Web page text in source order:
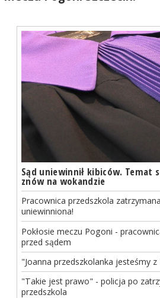
Sąd uniewinnił kibiców. Temat
znów na wokandzie
Pracownica przedszkola
uniewinniona!
Pokłosie meczu Pogoni -
przed sądem
"Joanna przedszkolanka jesteśmy
"Takie jest prawo" - policja po
przedszkola